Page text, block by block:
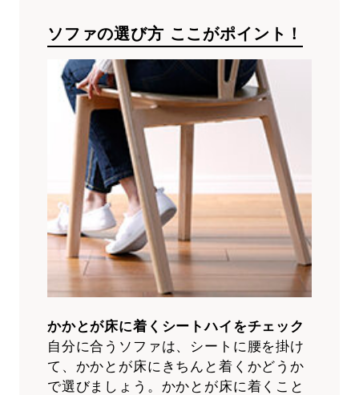
ソファの選び方 ここがポイント！
かかとが床に着くシートハイをチェック
自分に合うソファは、シートに腰を掛け
て、かかとが床にきちんと着くかどうか
で選びましょう。かかとが床に着くこと